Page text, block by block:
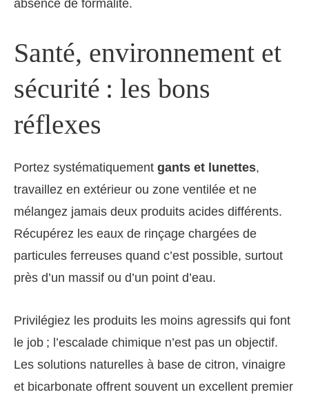
absence de formalité.
Santé, environnement et
sécurité : les bons
réflexes
Portez systématiquement gants et lunettes,
travaillez en extérieur ou zone ventilée et ne
mélangez jamais deux produits acides différents.
Récupérez les eaux de rinçage chargées de
particules ferreuses quand c’est possible, surtout
près d’un massif ou d’un point d’eau.
Privilégiez les produits les moins agressifs qui font
le job ; l’escalade chimique n’est pas un objectif.
Les solutions naturelles à base de citron, vinaigre
et bicarbonate offrent souvent un excellent premier